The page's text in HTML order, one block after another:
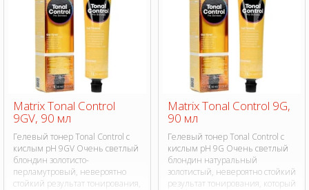
Matrix Tonal Control
9GV, 90 мл
Гелевый тонер Tonal Control с
кислым pH 9GV Очень светлый
блондин золотисто-
перламутровый, невероятно
стойкий результат тонирования,
Matrix Tonal Control 9G,
90 мл
Гелевый тонер Tonal Control с
кислым pH 9G Очень светлый
блондин натуральный
золотистый, невероятно стойкий
результат тонирования, который